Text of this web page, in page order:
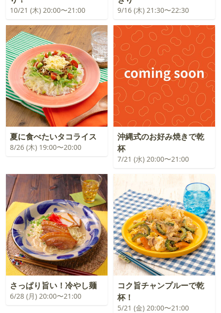
10/21 (木) 20:00〜21:00 9/16 (木) 21:30〜22:30
夏に食べたいタコライス
8/26 (木) 19:00〜20:00
沖縄式のお好み焼きで乾
杯
7/21 (水) 20:00〜21:00
さっぱり旨い！冷やし麺
6/28 (月) 20:00〜21:00
コク旨チャンプルーで乾
杯！
5/21 (金) 20:00〜21:00